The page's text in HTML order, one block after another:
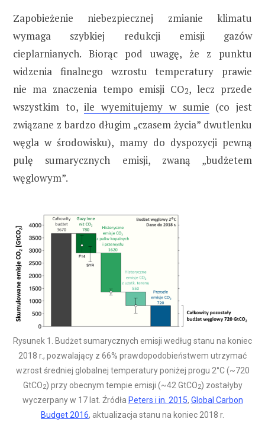
Zapobieżenie niebezpiecznej zmianie klimatu
wymaga szybkiej redukcji emisji gazów
cieplarnianych. Biorąc pod uwagę, że z punktu
widzenia finalnego wzrostu temperatury prawie
nie ma znaczenia tempo emisji CO2, lecz przede
wszystkim to,ile wyemitujemy w sumie (co jest
związane z bardzo długim „czasem życia” dwutlenku
węgla w środowisku), mamy do dyspozycji pewną
pulę sumarycznych emisji, zwaną „budżetem
węglowym”.
Rysunek 1. Budżet sumarycznych emisji według stanu na koniec
2018 r., pozwalający z 66% prawdopodobieństwem utrzymać
wzrost średniej globalnej temperatury poniżej progu 2°C (~720
GtCO2) przy obecnym tempie emisji (~42 GtCO2) zostałyby
wyczerpany w 17 lat. Źródła Peters i in. 2015, Global Carbon
Budget 2016, aktualizacja stanu na koniec 2018 r.